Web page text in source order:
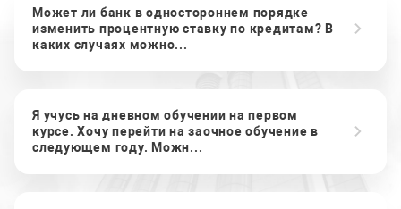
Может ли банк в одностороннем порядке
изменить процентную ставку по кредитам? В
каких случаях можно...
Я учусь на дневном обучении на первом
курсе. Хочу перейти на заочное обучение в
следующем году. Можн...